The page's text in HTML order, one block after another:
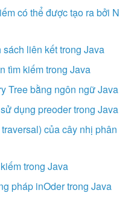
có thể được tạo ra bởi N
liên kết trong Java
tìm kiếm trong Java
Tree bằng ngôn ngữ Java
dụng preoder trong Java
của cây nhị phân
trong Java
pháp inOder trong Java